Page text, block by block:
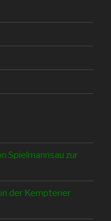
Spielmannsau zur
der Kemptener